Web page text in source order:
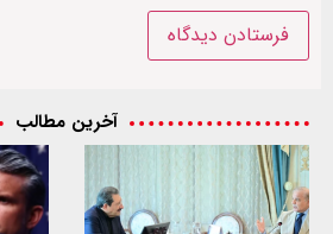
آخرین مطالب